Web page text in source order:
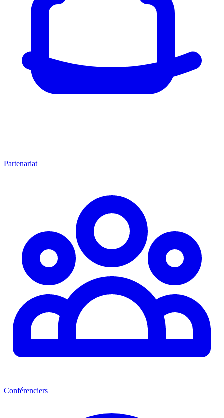
Partenariat
Conférenciers